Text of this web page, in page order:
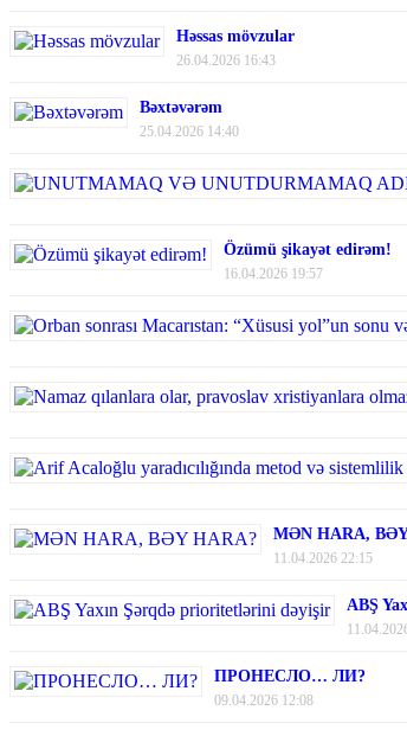
Həssas mövzular
26.04.2026 16:43
Bəxtəvərəm
25.04.2026 14:40
Özümü şikayət edirəm!
16.04.2026 19:57
MƏN HARA,
11.04.2026 22:15
ABŞ
ПРОНЕСЛО… ЛИ?
09.04.2026 12:08